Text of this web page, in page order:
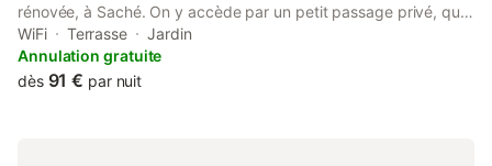
rénovée, à Saché. On y accède par un petit passage privé, qui
conforte un sentiment de calme et de sérénité. Ce gîte totalise
75 m2, composé de 2 chambres (5 couchages) d'une cuisine,
d'une salle de bain, d'une salle à manger avec cheminée,d'un
WiFi Terrasse
Jardin
Annulation gratuite
dès 91 € par nuit